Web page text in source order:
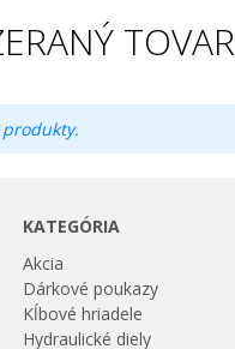
TOVAR
KATEGÓRIA
Akcia
Dárkové poukazy
Kĺbové hriadele
Hydraulické diely